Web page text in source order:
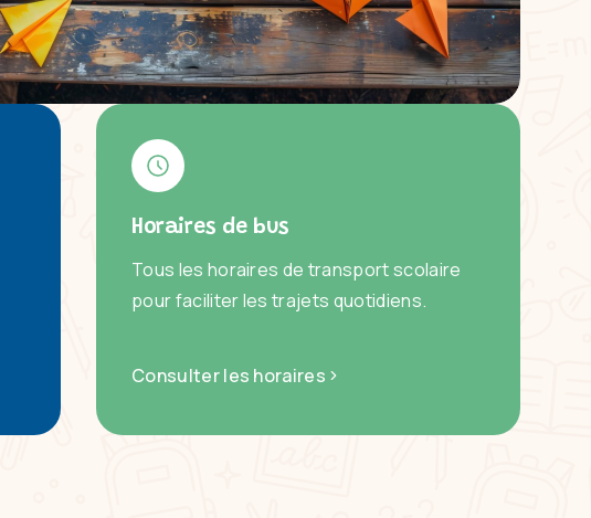
Horaires de bus
Tous les horaires de transport scolaire
pour faciliter les trajets quotidiens.
Consulter les horaires